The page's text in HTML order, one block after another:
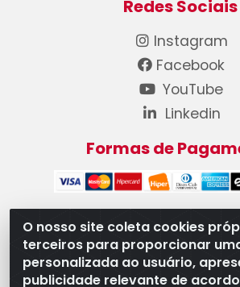
O nosso site coleta cookies
terceiros para proporcionar
personalizada ao usuário,
publicidade relevante de
Redes Sociais
Instagram
Facebook
YouTube
Linkedin
Formas de
WB Componentes Automotivos
08.528.393/0001-12 - Rua do
Oeste Industrial, Goiânia/GO -